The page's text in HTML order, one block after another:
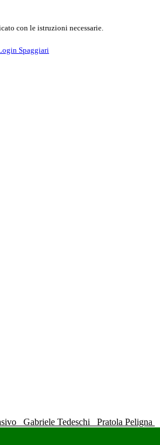
con le istruzioni necessarie.
Spaggiari
Gabriele Tedeschi Pratola Peligna